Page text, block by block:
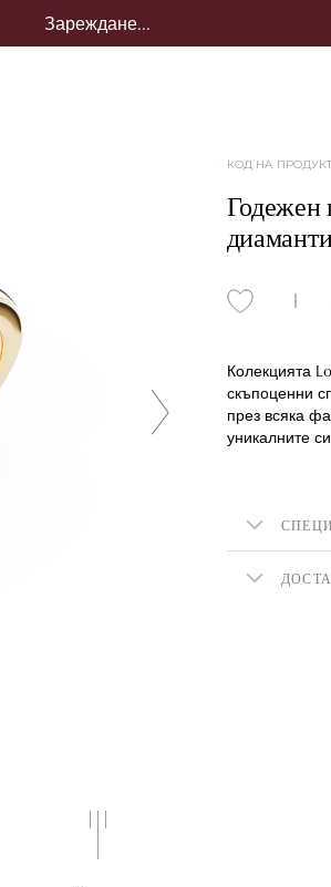
Зареждане...
КОД НА
Годежен
Колекцията
скъпоценни
през всяка
уникалните